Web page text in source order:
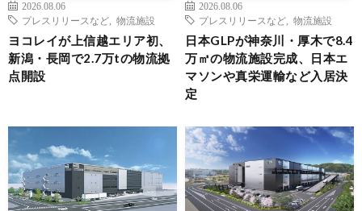
2026.08.06
プレスリリースなど
物流施設
ヨコレイが上信越エリア初、
新潟・長岡で2.7万tの物流拠
点開設
2026.08.06
プレスリリースなど
物流施設
日本GLPが神奈川・厚木で8.4
万㎡の物流施設完成、日本エ
マソンや真栄運輸など入居決
定